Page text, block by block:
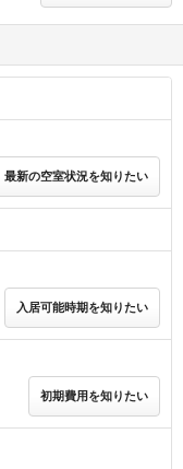
最新の空室状況を知りたい
入居可能時期を知りたい
初期費用を知りたい